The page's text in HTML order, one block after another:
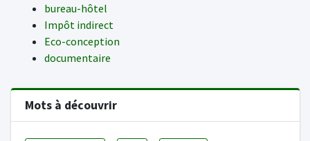
bureau-hôtel
Impôt indirect
Eco-conception
documentaire
Mots à découvrir